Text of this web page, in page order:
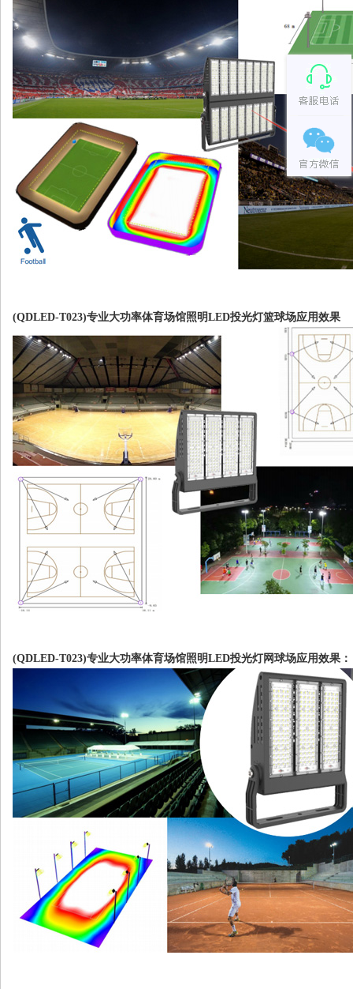
(QDLED-T023)专业大功率体育场馆照明LED投光灯篮球场应用效果
(QDLED-T023)专业大功率体育场馆照明LED投光灯网球场应用效果：